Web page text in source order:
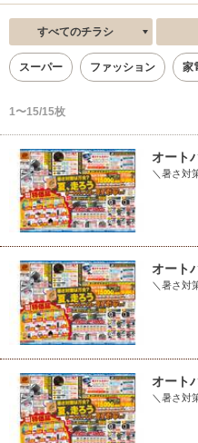
すべてのチラシ
スーパー ファッション 家
1〜15/15枚
オート
＼暑さ対
オート
＼暑さ対
オート
＼暑さ対